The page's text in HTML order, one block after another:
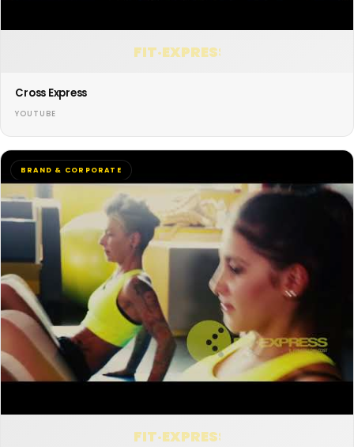
FIT·EXPRESS
Cross Express
YOUTUBE
FIT·EXPRESS
BRAND & CORPORATE